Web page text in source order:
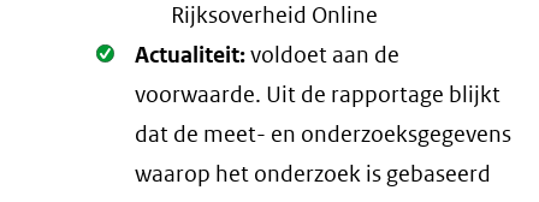
Rijksoverheid Online
Oké.
Actualiteit:voldoet aan de
voorwaarde. Uit de rapportage blijkt
dat de meet- en onderzoeksgegevens
waarop het onderzoek is gebaseerd